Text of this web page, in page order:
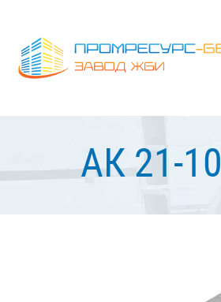
АК 21-10